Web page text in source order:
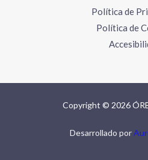
Política de
Política de
Copyright © 2026
Desarrollado por